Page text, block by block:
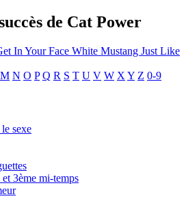
de Cat Power
In Your Face White Mustang Just Like
M N O P Q R S T U V W X Y Z 0-9
sexe
3ème mi-temps